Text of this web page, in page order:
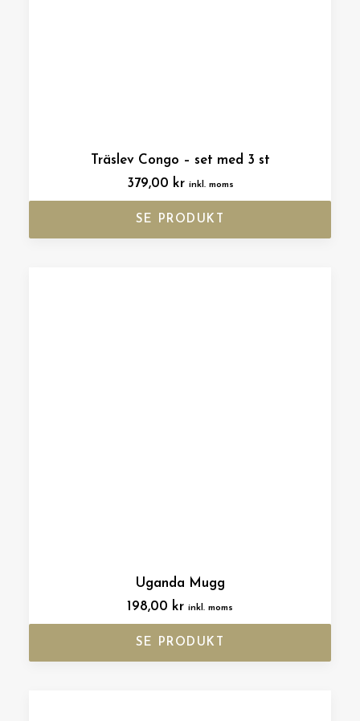
Träslev Congo – set med 3 st
379,00 kr inkl. moms
SE PRODUKT
Uganda Mugg
198,00 kr inkl. moms
SE PRODUKT